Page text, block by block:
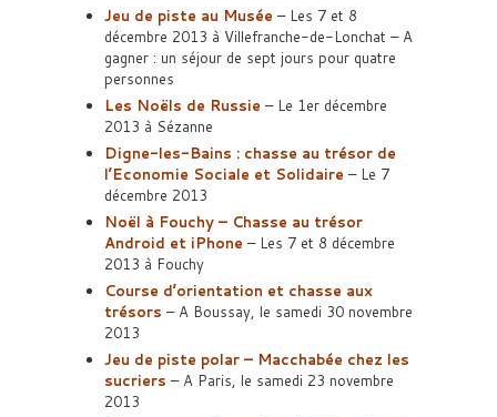
Jeu de piste au Musée – Les 7 et 8
décembre 2013 à Villefranche-de-Lonchat – A
gagner : un séjour de sept jours pour quatre
personnes
Les Noëls de Russie – Le 1er décembre
2013 à Sézanne
Digne-les-Bains : chasse au trésor de
l’Economie Sociale et Solidaire – Le 7
décembre 2013
Noël à Fouchy – Chasse au trésor
Android et iPhone – Les 7 et 8 décembre
2013 à Fouchy
Course d’orientation et chasse aux
trésors – A Boussay, le samedi 30 novembre
2013
Jeu de piste polar – Macchabée chez les
sucriers – A Paris, le samedi 23 novembre
2013